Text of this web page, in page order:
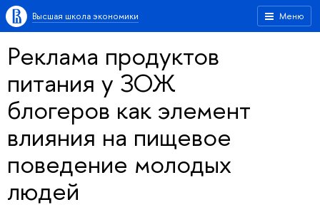
Меню
Высшая школа экономики
Реклама продуктов
питания у ЗОЖ
блогеров как элемент
влияния на пищевое
поведение молодых
людей